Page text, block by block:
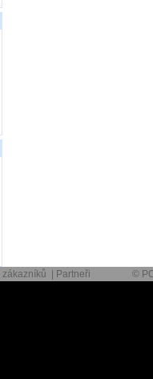
zákazníků | Partneři ©